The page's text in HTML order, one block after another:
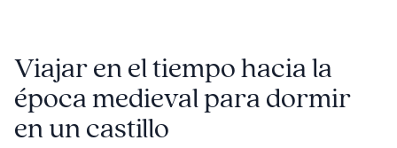
Viajar en el tiempo hacia la
época medieval para dormir
en un castillo